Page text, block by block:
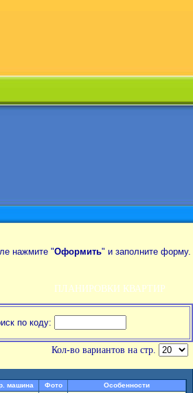
нажмите "Оформить" и заполните форму.
ПЛАНИРОВКИ КВАРТИР
по коду:
Кол-во вариантов на стр.
машина Фото
Особенности